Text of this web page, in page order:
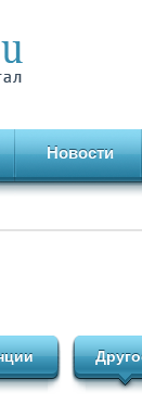
Новости